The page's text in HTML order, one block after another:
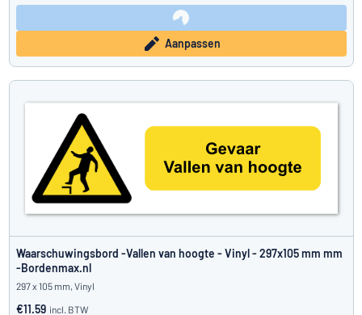
Aanpassen
Waarschuwingsbord -Vallen van hoogte - Vinyl - 297x105 mm mm
-Bordenmax.nl
297 x 105 mm, Vinyl
€11.59 incl. BTW